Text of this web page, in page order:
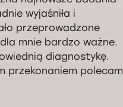
wyjaśniła i
przeprowadzone
mnie bardzo ważne.
diagnostykę.
przekonaniem polecam